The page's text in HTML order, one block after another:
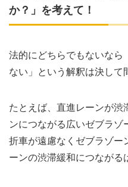
か？」を考えて！
法的にどちらでもないなら
ない」という解釈は決して
たとえば、直進レーンが渋
ンにつながる広いゼブラ
折車が遠慮なくゼブラゾー
ーンの渋滞緩和につながる